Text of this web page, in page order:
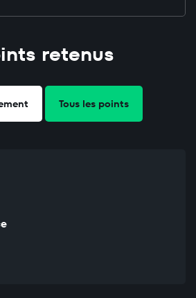
retenus
Tous les points